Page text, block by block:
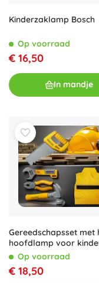
Kinderzaklamp Bosch
Op voorraad
€ 16,50
In mandje
Gereedschapsset met
hoofdlamp voor
Op voorraad
€ 18,50